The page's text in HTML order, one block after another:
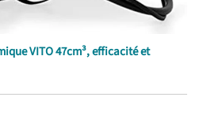
VITO 47cm³, efficacité et